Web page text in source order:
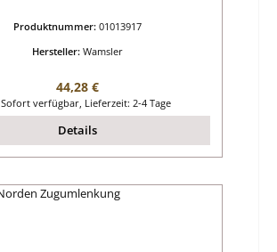
Produktnummer: 01013917
Hersteller: Wamsler
Regulärer Preis:
44,28 €
Sofort verfügbar, Lieferzeit: 2-4 Tage
Details